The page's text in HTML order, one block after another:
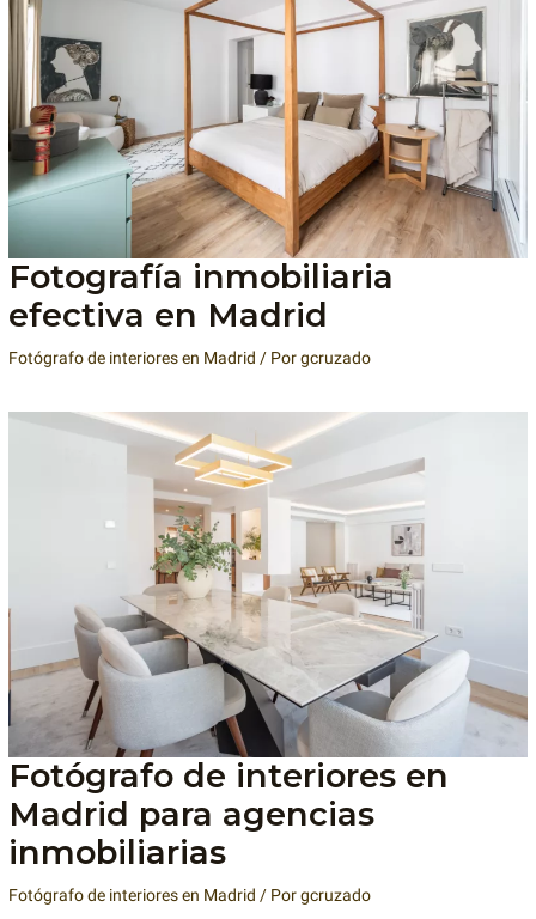
Fotografía inmobiliaria
efectiva en Madrid
Fotógrafo de interiores en Madrid / Porgcruzado
Fotógrafo de interiores en
Madrid para agencias
inmobiliarias
Fotógrafo de interiores en Madrid / Porgcruzado